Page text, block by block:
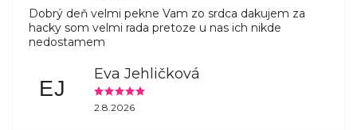
Dobrý deň velmi pekne Vam zo srdca dakujem za
hacky som velmi rada pretoze u nas ich nikde
nedostamem
EJ
Eva Jehličková
2.8.2026